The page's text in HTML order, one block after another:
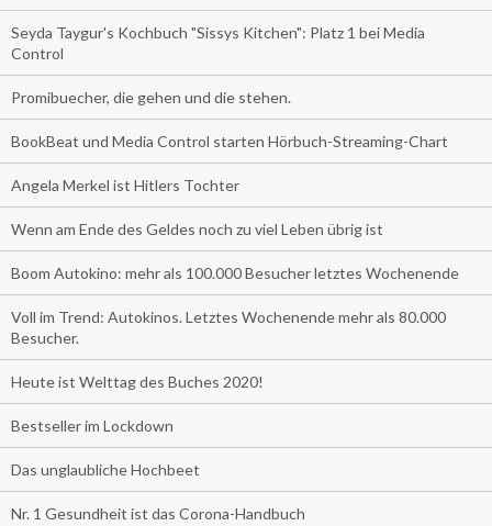
Seyda Taygur's Kochbuch "Sissys Kitchen": Platz 1 bei Media
Control
Promibuecher, die gehen und die stehen.
BookBeat und Media Control starten Hörbuch-Streaming-Chart
Angela Merkel ist Hitlers Tochter
Wenn am Ende des Geldes noch zu viel Leben übrig ist
Boom Autokino: mehr als 100.000 Besucher letztes Wochenende
Voll im Trend: Autokinos. Letztes Wochenende mehr als 80.000
Besucher.
Heute ist Welttag des Buches 2020!
Bestseller im Lockdown
Das unglaubliche Hochbeet
Nr. 1 Gesundheit ist das Corona-Handbuch